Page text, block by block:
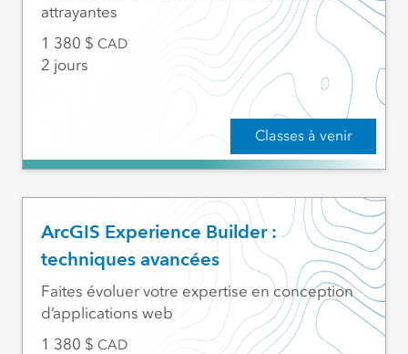
Classes à venir
attrayantes
1 380
CAD
2 jours
ArcGIS Experience Builder :
techniques avancées
Faites évoluer votre expertise en conception
d’applications web
1 380
CAD